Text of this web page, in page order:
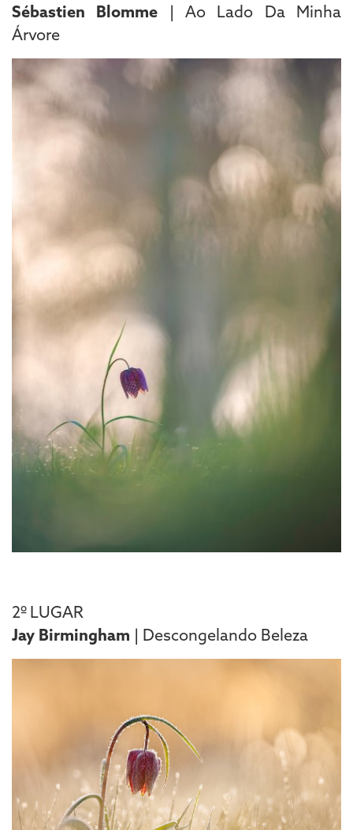
Sébastien Blomme | Ao Lado Da Minha
Árvore
2º LUGAR
Jay Birmingham | Descongelando Beleza